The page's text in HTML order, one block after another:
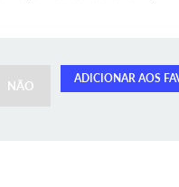
ADICIONAR AOS
NÃO